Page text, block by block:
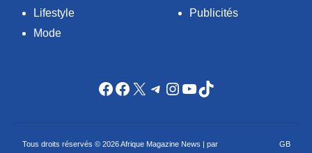
Lifestyle
Mode
Publicités
Facebook
Facebook
X Telegram
Instagram
YouTube
TikTok
Tous droits réservés © 2026 Afrique Magazine News | par
GB